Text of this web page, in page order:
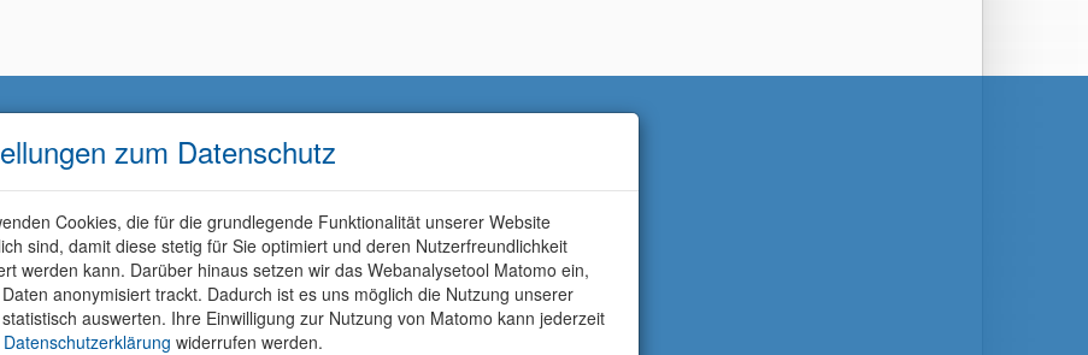
zum Datenschutz
Cookies, die für die grundlegende Funktionalität unserer Website
sind, damit diese stetig für Sie optimiert und deren Nutzerfreundlichkeit
werden kann. Darüber hinaus setzen wir das Webanalysetool Matomo ein,
anonymisiert trackt. Dadurch ist es uns möglich die Nutzung unserer
auswerten. Ihre Einwilligung zur Nutzung von Matomo kann jederzeit
Datenschutzerklärung widerrufen werden.